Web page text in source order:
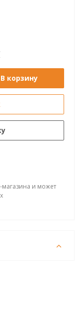
В корзину
магазина и может